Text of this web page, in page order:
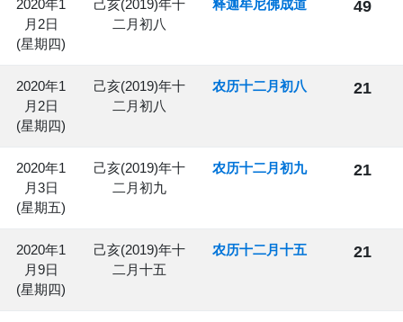
2020年1
月2日
(星期四)
己亥(2019)年十
二月初八
释迦牟尼佛成道 49
2020年1
月2日
(星期四)
己亥(2019)年十
二月初八
农历十二月初八 21
2020年1
月3日
(星期五)
己亥(2019)年十
二月初九
农历十二月初九 21
2020年1
月9日
(星期四)
己亥(2019)年十
二月十五
农历十二月十五 21